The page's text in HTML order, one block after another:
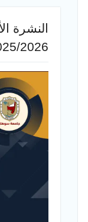
النشرة
2026